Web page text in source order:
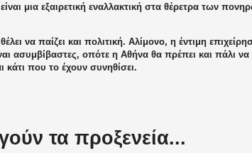
μια εξαιρετική εναλλακτική στα θέρετρα των
να παίζει και πολιτική. Αλίμονο, η έντιμη
ασυμβίβαστες, οπότε η Αθήνα θα πρέπει και πάλι να
κάτι που το έχουν συνηθίσει.
τα προξενεία...